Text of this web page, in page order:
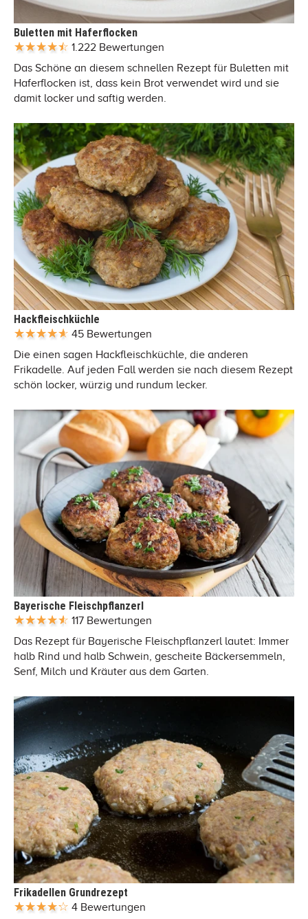
Buletten mit Haferflocken
1.222 Bewertungen
Das Schöne an diesem schnellen Rezept für Buletten mit
Haferflocken ist, dass kein Brot verwendet wird und sie
damit locker und saftig werden.
Hackfleischküchle
45 Bewertungen
Die einen sagen Hackfleischküchle, die anderen
Frikadelle. Auf jeden Fall werden sie nach diesem Rezept
schön locker, würzig und rundum lecker.
Bayerische Fleischpflanzerl
117 Bewertungen
Das Rezept für Bayerische Fleischpflanzerl lautet: Immer
halb Rind und halb Schwein, gescheite Bäckersemmeln,
Senf, Milch und Kräuter aus dem Garten.
Frikadellen Grundrezept
4 Bewertungen